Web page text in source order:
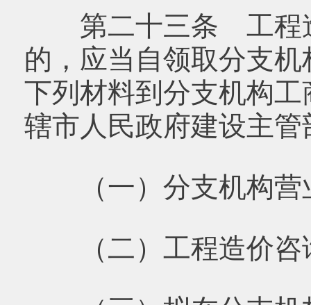
第二十三条 工程造
的，应当自领取分支
下列材料到分支机构
辖市人民政府建设主管
（一）分支机构营
（二）工程造价咨